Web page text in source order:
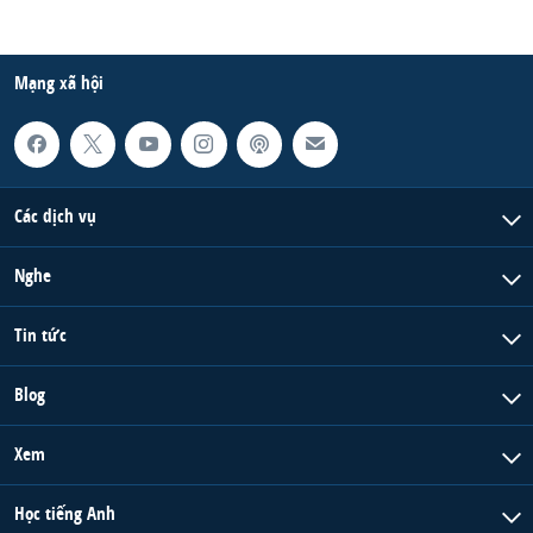
Mạng xã hội
Các dịch vụ
Nghe
Tin tức
Blog
Xem
Học tiếng Anh